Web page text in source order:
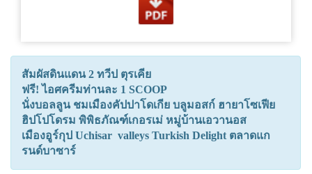
สัมผัสดินแดน 2 ทวีป ตุรเคีย
ฟรี! ไอศครีมท่านละ 1 SCOOP
นั่งบอลลูน ชมเมืองคัปปาโดเกีย บลูมอสก์ ฮายาโซเฟีย
ฮิปโปโดรม พิพิธภัณฑ์เกอรเม่ หมู่บ้านเอวานอส
เมืองอูร์กุป Uchisar valleys Turkish Delight ตลาดแก
รนด์บาซาร์